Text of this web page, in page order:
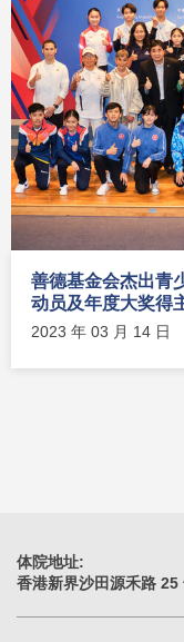
善德基金会杰出青
动员及年度大奖得
2023 年 03 月 14 日
体院地址:
香港新界沙田源禾路 25